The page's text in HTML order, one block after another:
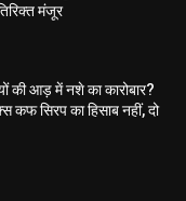
मंजूर
की आड़ में नशे का कारोबार?
सिरप का हिसाब नहीं, दो